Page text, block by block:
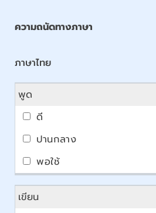
ความถนัดทางภาษา
ภาษาไทย
พูด
เขียน